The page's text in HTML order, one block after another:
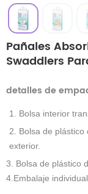
Pañales
Swaddlers
detalles de
1. Bolsa interior
2. Bolsa de
exterior.
3. Bolsa de plástico
4.Embalaje